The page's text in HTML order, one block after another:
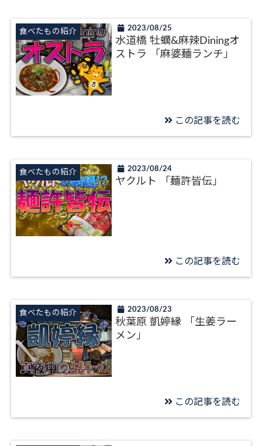
食べたもの紹介 2023/08/25
水道橋 牡蠣&麻辣Diningオ
ストラ 「麻婆麺ランチ」
この記事を読む
食べたもの紹介 2023/08/24
ヤクルト 「麺許皆伝」
この記事を読む
食べたもの紹介 2023/08/23
秋葉原 凱婷縁 「生姜ラー
メン」
この記事を読む